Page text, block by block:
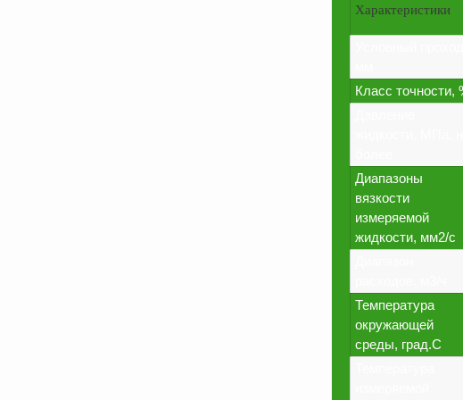
Характеристики
Класс точности,
Диапазоны
вязкости
измеряемой
жидкости, мм2/с
Температура
окружающей
среды, град.С